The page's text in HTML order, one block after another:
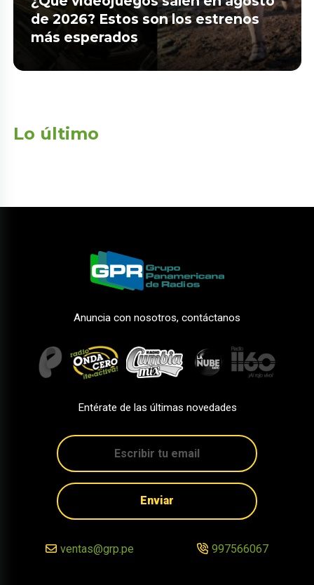
de 2026? Estos son los estrenos
más esperados
Lo último
Anuncia con nosotros, contáctanos
Entérate de las últimas novedades
Enviar
ventas@grp.pe 997566067